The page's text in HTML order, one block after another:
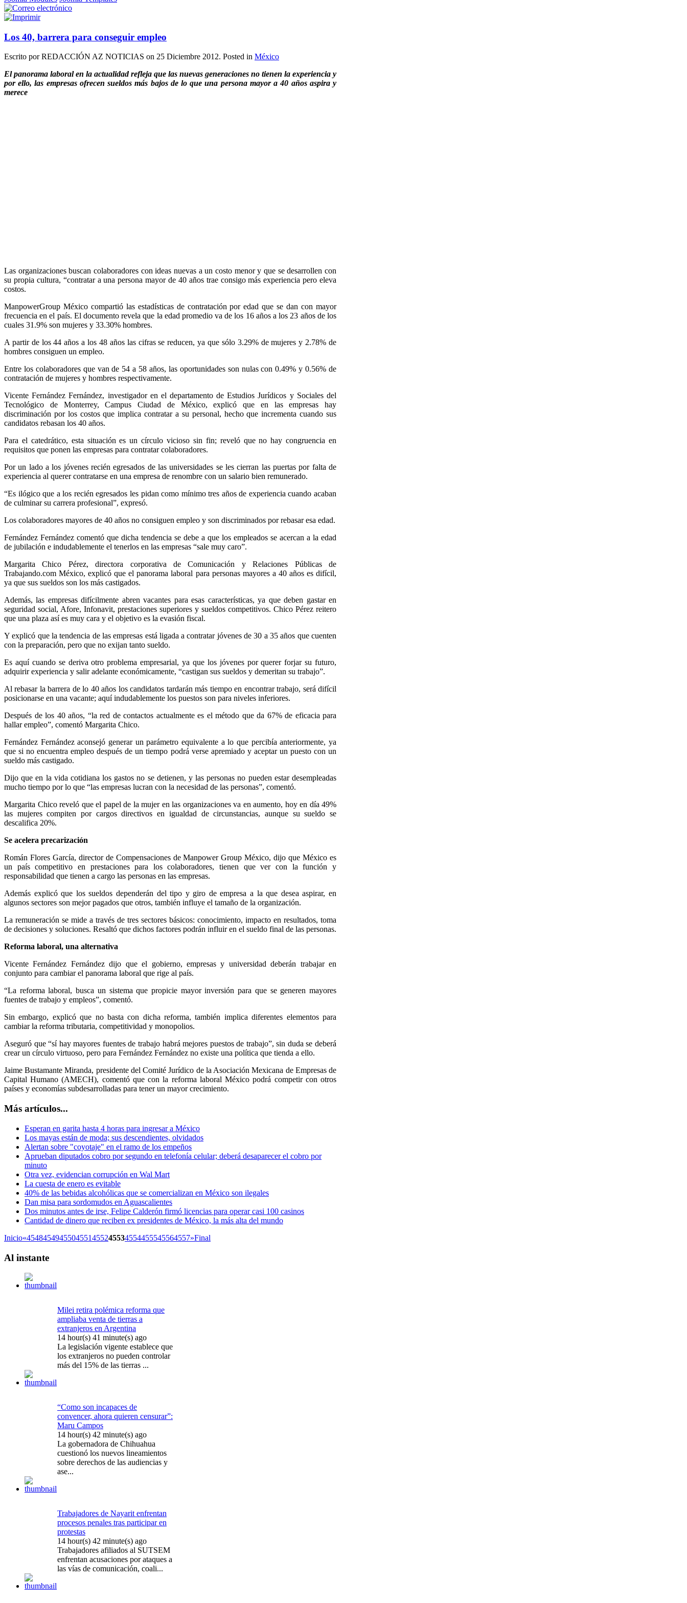
Los 40, barrera para conseguir empleo
Escrito por REDACCIÓN AZ NOTICIAS on 25 Diciembre 2012. Posted in México
El panorama laboral en la actualidad refleja que las nuevas generaciones no tienen la experiencia y
por ello, las empresas ofrecen sueldos más bajos de lo que una persona mayor a 40 años aspira y
merece
Las organizaciones buscan colaboradores con ideas nuevas a un costo menor y que se desarrollen con
su propia cultura, “contratar a una persona mayor de 40 años trae consigo más experiencia pero eleva
costos.
ManpowerGroup México compartió las estadísticas de contratación por edad que se dan con mayor
frecuencia en el país. El documento revela que la edad promedio va de los 16 años a los 23 años de los
cuales 31.9% son mujeres y 33.30% hombres.
A partir de los 44 años a los 48 años las cifras se reducen, ya que sólo 3.29% de mujeres y 2.78% de
hombres consiguen un empleo.
Entre los colaboradores que van de 54 a 58 años, las oportunidades son nulas con 0.49% y 0.56% de
contratación de mujeres y hombres respectivamente.
Vicente Fernández Fernández, investigador en el departamento de Estudios Jurídicos y Sociales del
Tecnológico de Monterrey, Campus Ciudad de México, explicó que en las empresas hay
discriminación por los costos que implica contratar a su personal, hecho que incrementa cuando sus
candidatos rebasan los 40 años.
Para el catedrático, esta situación es un círculo vicioso sin fin; reveló que no hay congruencia en
requisitos que ponen las empresas para contratar colaboradores.
Por un lado a los jóvenes recién egresados de las universidades se les cierran las puertas por falta de
experiencia al querer contratarse en una empresa de renombre con un salario bien remunerado.
“Es ilógico que a los recién egresados les pidan como mínimo tres años de experiencia cuando acaban
de culminar su carrera profesional”, expresó.
Los colaboradores mayores de 40 años no consiguen empleo y son discriminados por rebasar esa edad.
Fernández Fernández comentó que dicha tendencia se debe a que los empleados se acercan a la edad
de jubilación e indudablemente el tenerlos en las empresas “sale muy caro”.
Margarita Chico Pérez, directora corporativa de Comunicación y Relaciones Públicas de
Trabajando.com México, explicó que el panorama laboral para personas mayores a 40 años es difícil,
ya que sus sueldos son los más castigados.
Además, las empresas difícilmente abren vacantes para esas características, ya que deben gastar en
seguridad social, Afore, Infonavit, prestaciones superiores y sueldos competitivos. Chico Pérez reitero
que una plaza así es muy cara y el objetivo es la evasión fiscal.
Y explicó que la tendencia de las empresas está ligada a contratar jóvenes de 30 a 35 años que cuenten
con la preparación, pero que no exijan tanto sueldo.
Es aquí cuando se deriva otro problema empresarial, ya que los jóvenes por querer forjar su futuro,
adquirir experiencia y salir adelante económicamente, “castigan sus sueldos y demeritan su trabajo”.
Al rebasar la barrera de lo 40 años los candidatos tardarán más tiempo en encontrar trabajo, será difícil
posicionarse en una vacante; aquí indudablemente los puestos son para niveles inferiores.
Después de los 40 años, “la red de contactos actualmente es el método que da 67% de eficacia para
hallar empleo”, comentó Margarita Chico.
Fernández Fernández aconsejó generar un parámetro equivalente a lo que percibía anteriormente, ya
que si no encuentra empleo después de un tiempo podrá verse apremiado y aceptar un puesto con un
sueldo más castigado.
Dijo que en la vida cotidiana los gastos no se detienen, y las personas no pueden estar desempleadas
mucho tiempo por lo que “las empresas lucran con la necesidad de las personas”, comentó.
Margarita Chico reveló que el papel de la mujer en las organizaciones va en aumento, hoy en día 49%
las mujeres compiten por cargos directivos en igualdad de circunstancias, aunque su sueldo se
descalifica 20%.
Se acelera precarización
Román Flores García, director de Compensaciones de Manpower Group México, dijo que México es
un país competitivo en prestaciones para los colaboradores, tienen que ver con la función y
responsabilidad que tienen a cargo las personas en las empresas.
Además explicó que los sueldos dependerán del tipo y giro de empresa a la que desea aspirar, en
algunos sectores son mejor pagados que otros, también influye el tamaño de la organización.
La remuneración se mide a través de tres sectores básicos: conocimiento, impacto en resultados, toma
de decisiones y soluciones. Resaltó que dichos factores podrán influir en el sueldo final de las personas.
Reforma laboral, una alternativa
Vicente Fernández Fernández dijo que el gobierno, empresas y universidad deberán trabajar en
conjunto para cambiar el panorama laboral que rige al país.
“La reforma laboral, busca un sistema que propicie mayor inversión para que se generen mayores
fuentes de trabajo y empleos”, comentó.
Sin embargo, explicó que no basta con dicha reforma, también implica diferentes elementos para
cambiar la reforma tributaria, competitividad y monopolios.
Aseguró que “sí hay mayores fuentes de trabajo habrá mejores puestos de trabajo”, sin duda se deberá
crear un círculo virtuoso, pero para Fernández Fernández no existe una política que tienda a ello.
Jaime Bustamante Miranda, presidente del Comité Jurídico de la Asociación Mexicana de Empresas de
Capital Humano (AMECH), comentó que con la reforma laboral México podrá competir con otros
países y economías subdesarrolladas para tener un mayor crecimiento.
Más artículos...
Esperan en garita hasta 4 horas para ingresar a México
Los mayas están de moda; sus descendientes, olvidados
Alertan sobre "coyotaje" en el ramo de los empeños
Aprueban diputados cobro por segundo en telefonía celular; deberá desaparecer el cobro por
minuto
Otra vez, evidencian corrupción en Wal Mart
La cuesta de enero es evitable
40% de las bebidas alcohólicas que se comercializan en México son ilegales
Dan misa para sordomudos en Aguascalientes
Dos minutos antes de irse, Felipe Calderón firmó licencias para operar casi 100 casinos
Cantidad de dinero que reciben ex presidentes de México, la más alta del mundo
Inicio«4548454945504551455245534554455545564557»Final
Al instante
Milei retira polémica reforma que
ampliaba venta de tierras a
extranjeros en Argentina
14 hour(s) 41 minute(s) ago
La legislación vigente establece que
los extranjeros no pueden controlar
más del 15% de las tierras ...
“Como son incapaces de
convencer, ahora quieren censurar”:
Maru Campos
14 hour(s) 42 minute(s) ago
La gobernadora de Chihuahua
cuestionó los nuevos lineamientos
sobre derechos de las audiencias y
ase...
Trabajadores de Nayarit enfrentan
procesos penales tras participar en
protestas
14 hour(s) 42 minute(s) ago
Trabajadores afiliados al SUTSEM
enfrentan acusaciones por ataques a
las vías de comunicación, coali...